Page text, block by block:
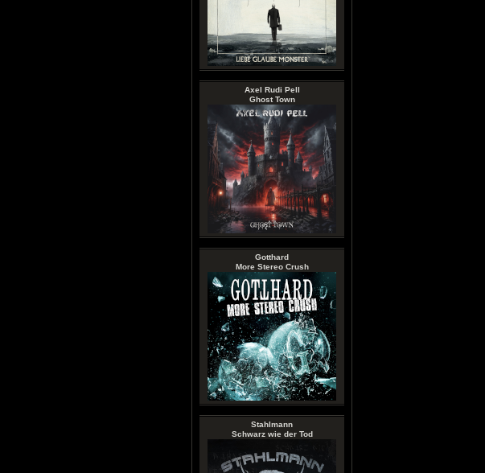
Axel Rudi Pell
Ghost Town
Gotthard
More Stereo Crush
Stahlmann
Schwarz wie der Tod